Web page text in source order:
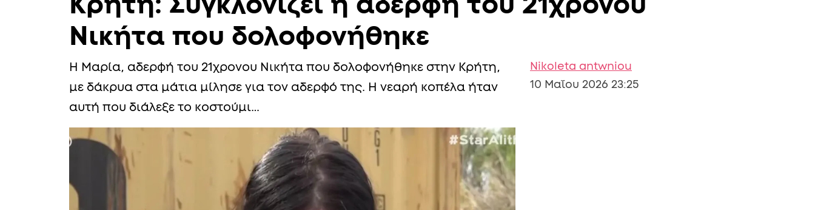
Κρήτη: Συγκλονίζει η αδερφή του 21χρονου
Νικήτα που δολοφονήθηκε
Η Μαρία, αδερφή του 21χρονου Νικήτα που δολοφονήθηκε στην Κρήτη,
με δάκρυα στα μάτια μίλησε για τον αδερφό της. Η νεαρή κοπέλα ήταν
αυτή που διάλεξε το κοστούμι…
Nikoleta antwniou
10 Μαΐου 2026 23:25